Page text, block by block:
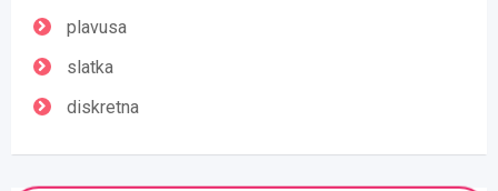
plavusa
slatka
diskretna